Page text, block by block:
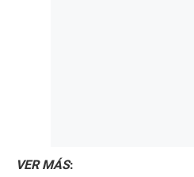
VER MÁS: